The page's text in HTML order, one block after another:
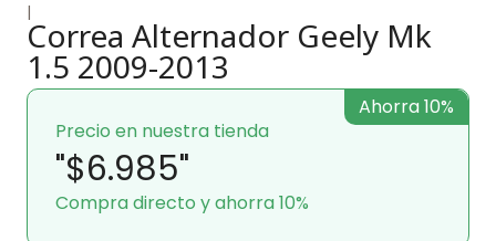
|
Correa Alternador Geely Mk
1.5 2009-2013
Precio en nuestra tienda
"$6.985"
Compra directo y ahorra 10%
Ahorra 10%